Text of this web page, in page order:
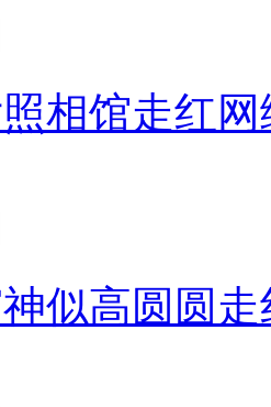
相馆走红网
似高圆圆走